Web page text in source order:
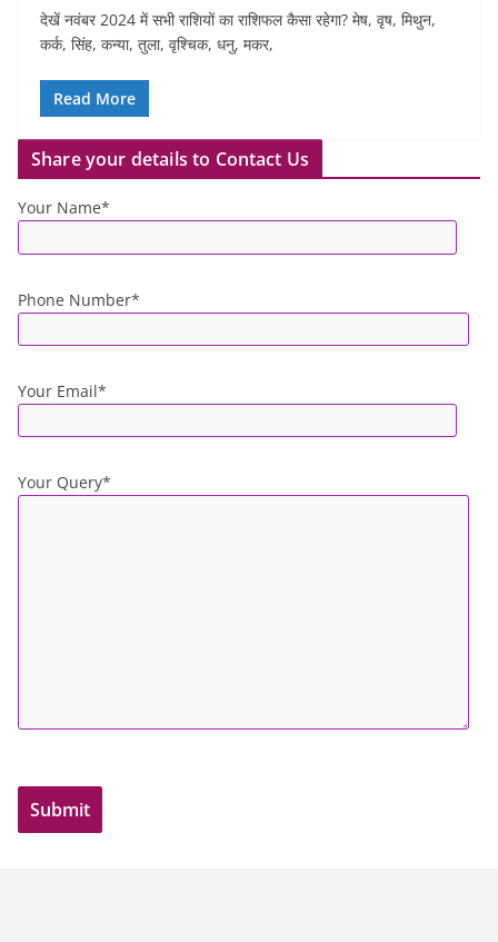
देखें नवंबर 2024 में सभी राशियों का राशिफल कैसा रहेगा? मेष, वृष, मिथुन,
कर्क, सिंह, कन्या, तुला, वृश्चिक, धनु, मकर,
Read More
Share your details to Contact Us
Your Name*
Phone Number*
Your Email*
Your Query*